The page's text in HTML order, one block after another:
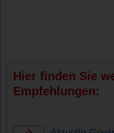
Hier finden Sie
Empfehlungen: